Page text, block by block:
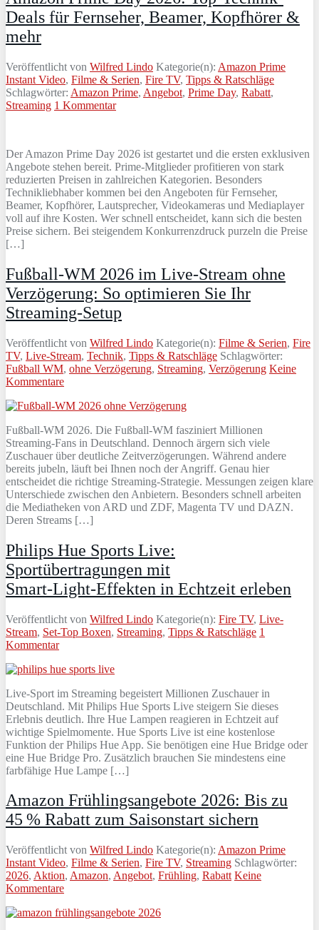
Deals für Fernseher, Beamer, Kopfhörer &
mehr
Veröffentlicht von Wilfred Lindo Kategorie(n): Amazon Prime
Instant Video, Filme & Serien, Fire TV, Tipps & Ratschläge
Schlagwörter: Amazon Prime, Angebot, Prime Day, Rabatt,
Streaming 1 Kommentar
Der Amazon Prime Day 2026 ist gestartet und die ersten exklusiven
Angebote stehen bereit. Prime-Mitglieder profitieren von stark
reduzierten Preisen in zahlreichen Kategorien. Besonders
Technikliebhaber kommen bei den Angeboten für Fernseher,
Beamer, Kopfhörer, Lautsprecher, Videokameras und Mediaplayer
voll auf ihre Kosten. Wer schnell entscheidet, kann sich die besten
Preise sichern. Bei steigendem Konkurrenzdruck purzeln die Preise
[…]
Fußball-WM 2026 im Live-Stream ohne
Verzögerung: So optimieren Sie Ihr
Streaming-Setup
Veröffentlicht von Wilfred Lindo Kategorie(n): Filme & Serien, Fire
TV, Live-Stream, Technik, Tipps & Ratschläge Schlagwörter:
Fußball WM, ohne Verzögerung, Streaming, Verzögerung Keine
Kommentare
Fußball-WM 2026. Die Fußball-WM fasziniert Millionen
Streaming-Fans in Deutschland. Dennoch ärgern sich viele
Zuschauer über deutliche Zeitverzögerungen. Während andere
bereits jubeln, läuft bei Ihnen noch der Angriff. Genau hier
entscheidet die richtige Streaming-Strategie. Messungen zeigen klare
Unterschiede zwischen den Anbietern. Besonders schnell arbeiten
die Mediatheken von ARD und ZDF, Magenta TV und DAZN.
Deren Streams […]
Philips Hue Sports Live:
Sportübertragungen mit
Smart‑Light‑Effekten in Echtzeit erleben
Veröffentlicht von Wilfred Lindo Kategorie(n): Fire TV, Live-
Stream, Set-Top Boxen, Streaming, Tipps & Ratschläge 1
Kommentar
Live‑Sport im Streaming begeistert Millionen Zuschauer in
Deutschland. Mit Philips Hue Sports Live steigern Sie dieses
Erlebnis deutlich. Ihre Hue Lampen reagieren in Echtzeit auf
wichtige Spielmomente. Hue Sports Live ist eine kostenlose
Funktion der Philips Hue App. Sie benötigen eine Hue Bridge oder
eine Hue Bridge Pro. Zusätzlich brauchen Sie mindestens eine
farbfähige Hue Lampe […]
Amazon Frühlingsangebote 2026: Bis zu
45 % Rabatt zum Saisonstart sichern
Veröffentlicht von Wilfred Lindo Kategorie(n): Amazon Prime
Instant Video, Filme & Serien, Fire TV, Streaming Schlagwörter:
2026, Aktion, Amazon, Angebot, Frühling, Rabatt Keine
Kommentare